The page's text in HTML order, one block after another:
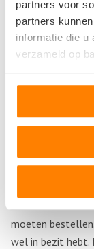
partners voor
partners
informatie die u
verzameld op
het kenteken
het
het
de
Kentekencard
Bent u
kentekencard
moeten
wel in bezit hebt.